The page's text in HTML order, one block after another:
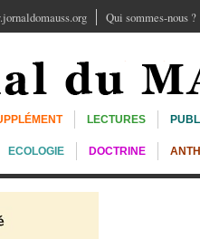
Qui sommes-nous ?
LECTURES
ECOLOGIE DOCTRINE